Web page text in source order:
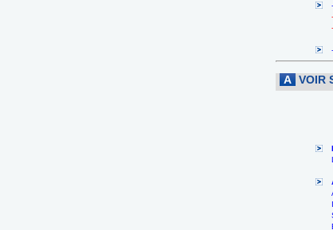
A VOIR